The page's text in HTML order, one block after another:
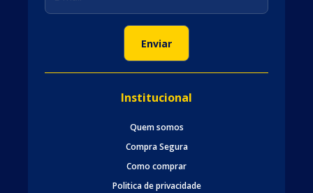
Institucional
Quem somos
Compra Segura
Como comprar
Politica de privacidade